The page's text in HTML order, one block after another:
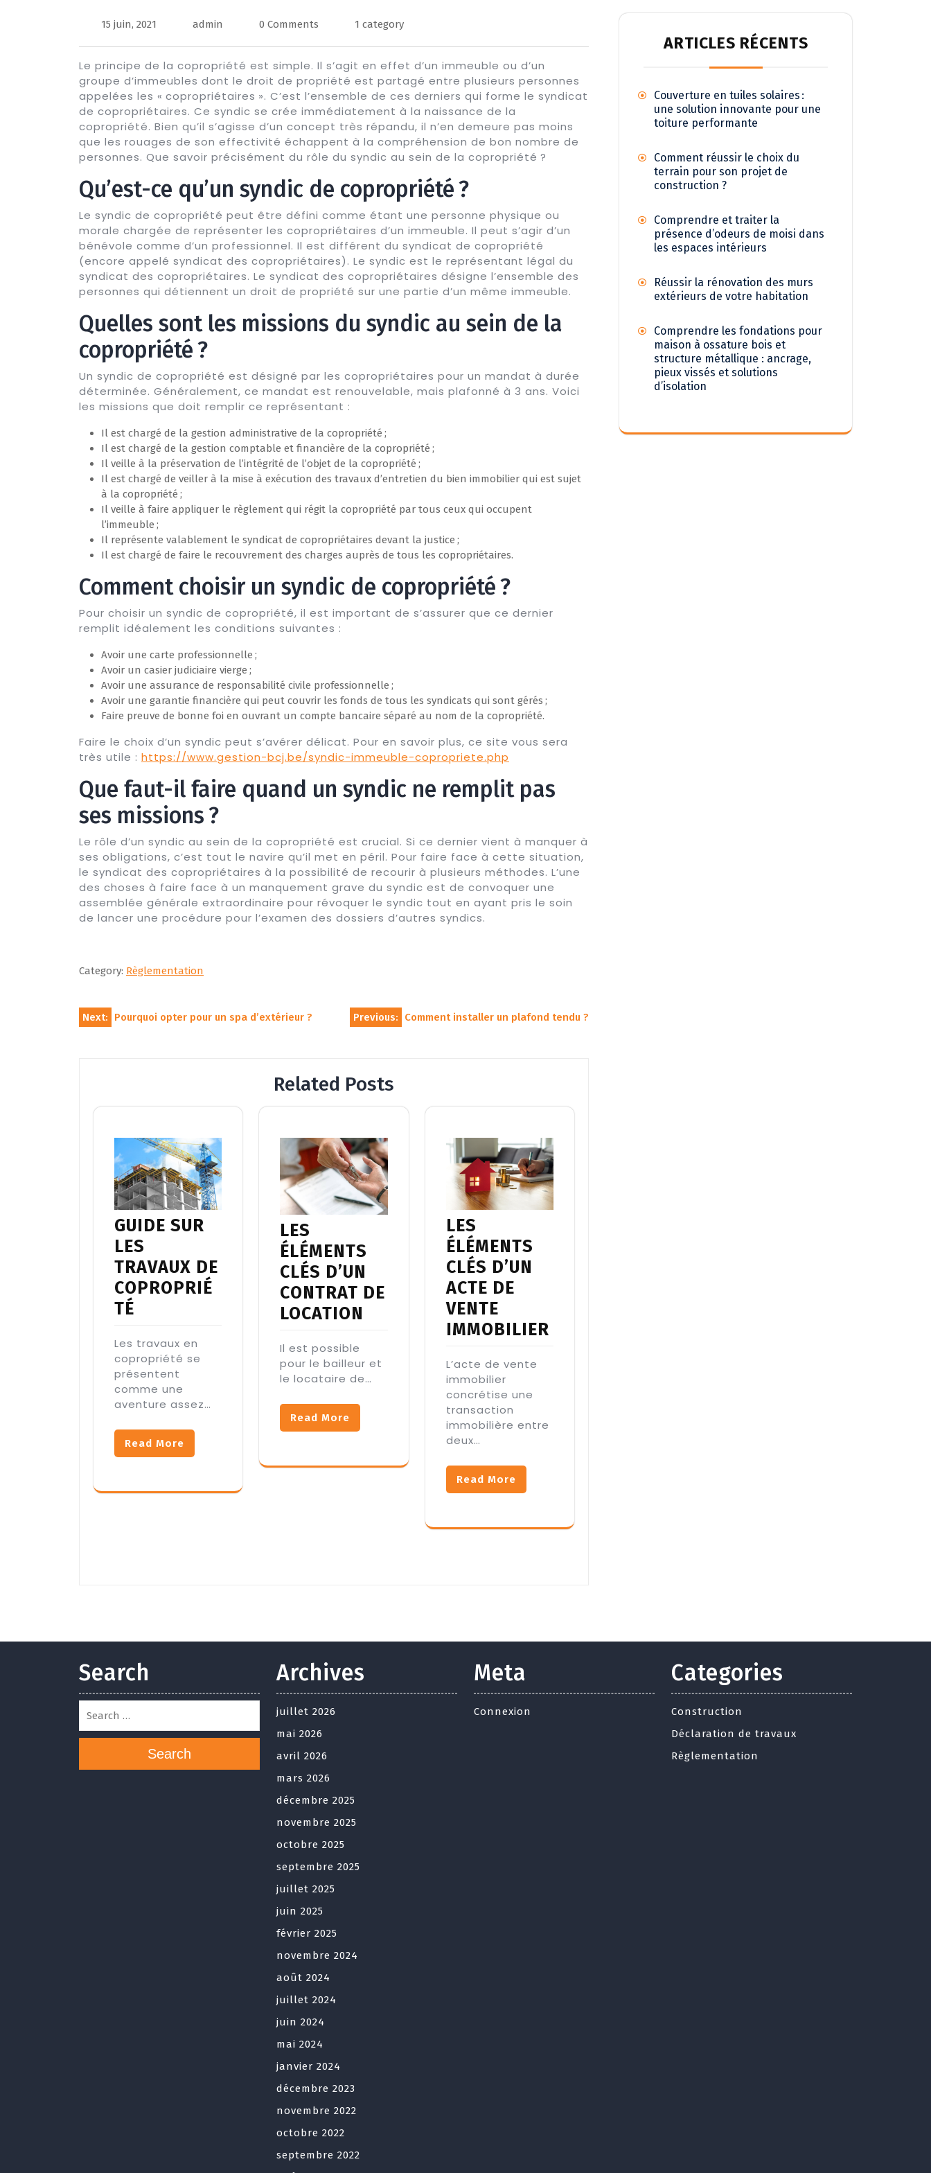
15 juin, 2021 admin 0 Comments 1 category
Le principe de la copropriété est simple. Il s’agit en effet d’un immeuble ou d’un
groupe d’immeubles dont le droit de propriété est partagé entre plusieurs personnes
appelées les « copropriétaires ». C’est l’ensemble de ces derniers qui forme le syndicat
de copropriétaires. Ce syndic se crée immédiatement à la naissance de la
copropriété. Bien qu’il s’agisse d’un concept très répandu, il n’en demeure pas moins
que les rouages de son effectivité échappent à la compréhension de bon nombre de
personnes. Que savoir précisément du rôle du syndic au sein de la copropriété ?
Qu’est-ce qu’un syndic de copropriété ?
Le syndic de copropriété peut être défini comme étant une personne physique ou
morale chargée de représenter les copropriétaires d’un immeuble. Il peut s’agir d’un
bénévole comme d’un professionnel. Il est différent du syndicat de copropriété
(encore appelé syndicat des copropriétaires). Le syndic est le représentant légal du
syndicat des copropriétaires. Le syndicat des copropriétaires désigne l’ensemble des
personnes qui détiennent un droit de propriété sur une partie d’un même immeuble.
Quelles sont les missions du syndic au sein de la
copropriété ?
Un syndic de copropriété est désigné par les copropriétaires pour un mandat à durée
déterminée. Généralement, ce mandat est renouvelable, mais plafonné à 3 ans. Voici
les missions que doit remplir ce représentant :
Il est chargé de la gestion administrative de la copropriété ;
Il est chargé de la gestion comptable et financière de la copropriété ;
Il veille à la préservation de l’intégrité de l’objet de la copropriété ;
Il est chargé de veiller à la mise à exécution des travaux d’entretien du bien immobilier qui est sujet
à la copropriété ;
Il veille à faire appliquer le règlement qui régit la copropriété par tous ceux qui occupent
l’immeuble ;
Il représente valablement le syndicat de copropriétaires devant la justice ;
Il est chargé de faire le recouvrement des charges auprès de tous les copropriétaires.
Comment choisir un syndic de copropriété ?
Pour choisir un syndic de copropriété, il est important de s’assurer que ce dernier
remplit idéalement les conditions suivantes :
Avoir une carte professionnelle ;
Avoir un casier judiciaire vierge ;
Avoir une assurance de responsabilité civile professionnelle ;
Avoir une garantie financière qui peut couvrir les fonds de tous les syndicats qui sont gérés ;
Faire preuve de bonne foi en ouvrant un compte bancaire séparé au nom de la copropriété.
Faire le choix d’un syndic peut s’avérer délicat. Pour en savoir plus, ce site vous sera
très utile : https://www.gestion-bcj.be/syndic-immeuble-copropriete.php
Que faut-il faire quand un syndic ne remplit pas
ses missions ?
Le rôle d’un syndic au sein de la copropriété est crucial. Si ce dernier vient à manquer à
ses obligations, c’est tout le navire qu’il met en péril. Pour faire face à cette situation,
le syndicat des copropriétaires à la possibilité de recourir à plusieurs méthodes. L’une
des choses à faire face à un manquement grave du syndic est de convoquer une
assemblée générale extraordinaire pour révoquer le syndic tout en ayant pris le soin
de lancer une procédure pour l’examen des dossiers d’autres syndics.
Category: Règlementation
Navigation
Previous: Comment installer un plafond tendu ?
Next: Pourquoi opter pour un spa d’extérieur ?
Related Posts
GUIDE SUR
LES
TRAVAUX DE
COPROPRIÉ
TÉ
Les travaux en
copropriété se
présentent
comme une
aventure assez…
Read More
LES
ÉLÉMENTS
CLÉS D’UN
CONTRAT DE
LOCATION
Il est possible
pour le bailleur et
le locataire de…
Read More
LES
ÉLÉMENTS
CLÉS D’UN
ACTE DE
VENTE
IMMOBILIER
L’acte de vente
immobilier
concrétise une
transaction
immobilière entre
deux…
Read More
ARTICLES RÉCENTS
Couverture en tuiles solaires :
une solution innovante pour une
toiture performante
Comment réussir le choix du
terrain pour son projet de
construction ?
Comprendre et traiter la
présence d’odeurs de moisi dans
les espaces intérieurs
Réussir la rénovation des murs
extérieurs de votre habitation
Comprendre les fondations pour
maison à ossature bois et
structure métallique : ancrage,
pieux vissés et solutions
d’isolation
Search
Search
Archives
juillet 2026
mai 2026
avril 2026
mars 2026
décembre 2025
novembre 2025
octobre 2025
septembre 2025
juillet 2025
juin 2025
février 2025
novembre 2024
août 2024
juillet 2024
juin 2024
mai 2024
janvier 2024
décembre 2023
novembre 2022
octobre 2022
septembre 2022
Meta
Connexion
Categories
Construction
Déclaration de travaux
Règlementation